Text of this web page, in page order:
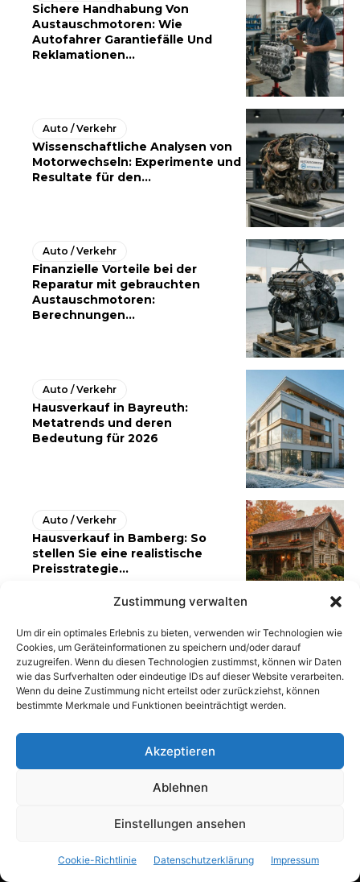
Zustimmung verwalten
Um dir ein optimales Erlebnis zu bieten, verwenden wir Technologien wie
Cookies, um Geräteinformationen zu speichern und/oder darauf
zuzugreifen. Wenn du diesen Technologien zustimmst, können wir Daten
wie das Surfverhalten oder eindeutige IDs auf dieser Website verarbeiten.
Wenn du deine Zustimmung nicht erteilst oder zurückziehst, können
bestimmte Merkmale und Funktionen beeinträchtigt werden.
Akzeptieren
Ablehnen
Einstellungen ansehen
Cookie-Richtlinie Datenschutzerklärung Impressum
Sichere Handhabung Von
Austauschmotoren: Wie
Autofahrer Garantiefälle Und
Reklamationen...
Auto / Verkehr
Wissenschaftliche Analysen von
Motorwechseln: Experimente und
Resultate für den...
Auto / Verkehr
Finanzielle Vorteile bei der
Reparatur mit gebrauchten
Austauschmotoren:
Berechnungen...
Auto / Verkehr
Hausverkauf in Bayreuth:
Metatrends und deren
Bedeutung für 2026
Auto / Verkehr
Hausverkauf in Bamberg: So
stellen Sie eine realistische
Preisstrategie...
Pressemitteilung veröffentlichen
Archiv-News
Cookie-Richtlinie (EU)
© 2019 - 2025 © CarWebnews.com